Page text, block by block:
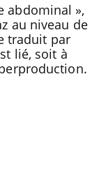
abdominal »,
au niveau de
traduit par
lié, soit à